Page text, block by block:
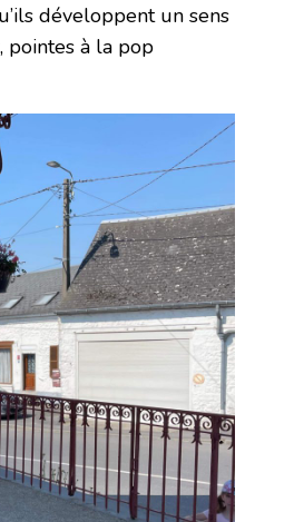
développent un sens
pointes à la pop